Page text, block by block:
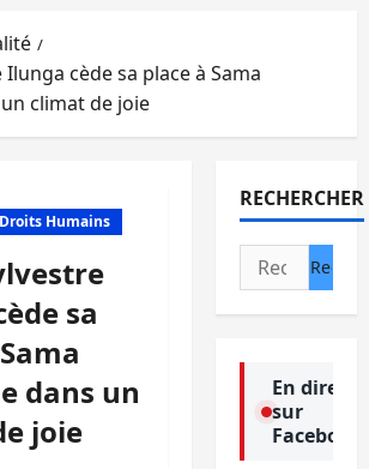
Ilunga cède sa place à Sama
climat de joie
Droits Humains
sa
dans un
joie
RECHERCHER
Rechercher :
En direct
sur
Facebook